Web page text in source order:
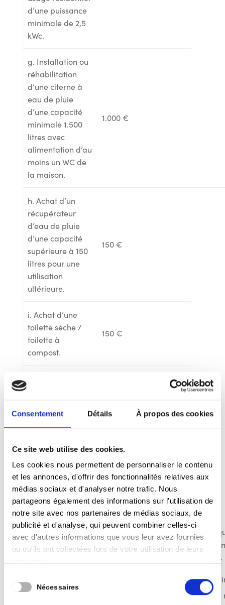
Consentement Détails À propos des cookies
Ce site web utilise des cookies.
Les cookies nous permettent de personnaliser le contenu
et les annonces, d'offrir des fonctionnalités relatives aux
médias sociaux et d'analyser notre trafic. Nous
partageons également des informations sur l'utilisation de
notre site avec nos partenaires de médias sociaux, de
publicité et d'analyse, qui peuvent combiner celles-ci
avec d'autres informations que vous leur avez fournies
ou qu'ils ont collectées lors de votre utilisation de leurs
Nécessaires
d’une puissance
minimale de 2,5
kWc.
g. Installation ou
réhabilitation
d’une citerne à
eau de pluie
d’une capacité
minimale 1.500
litres avec
alimentation d’au
moins un WC de
la maison.
1.000 €
h. Achat d’un
récupérateur
d’eau de pluie
d’une capacité
supérieure à 150
litres pour une
utilisation
ultérieure.
150 €
Idem
dessus.
Prime
50%
i. Achat d’une
toilette sèche /
toilette à
compost.
150 €
portes et portails
étanches ou de
barrières
2.500 €
pour l’ensemble des
k. Réalisation
d’ouvrages en
maçonnerie tels
que murs,
murets,
caniveaux et
rehaussement de
bordures.
l. Réalisation de
travaux sur le